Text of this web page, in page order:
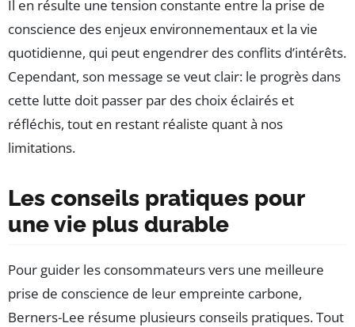
Il en résulte une tension constante entre la prise de
conscience des enjeux environnementaux et la vie
quotidienne, qui peut engendrer des conflits d’intérêts.
Cependant, son message se veut clair: le progrès dans
cette lutte doit passer par des choix éclairés et
réfléchis, tout en restant réaliste quant à nos
limitations.
Les conseils pratiques pour
une vie plus durable
Pour guider les consommateurs vers une meilleure
prise de conscience de leur empreinte carbone,
Berners-Lee résume plusieurs conseils pratiques. Tout